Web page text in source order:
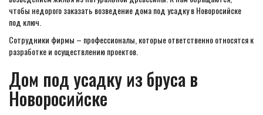
чтобы недорого заказать возведение дома под усадку в Новоросийске
под ключ.
Сотрудники фирмы – профессионалы, которые ответственно относятся к
разработке и осуществлению проектов.
Дом под усадку из бруса в
Новоросийске